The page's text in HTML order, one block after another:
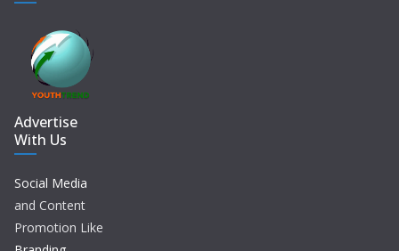
Advertise
With Us
Social Media
and Content
Promotion Like